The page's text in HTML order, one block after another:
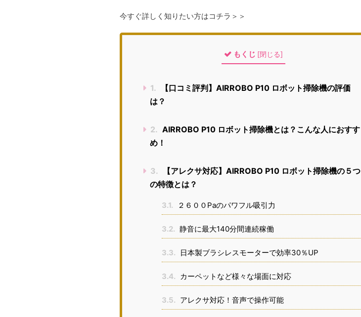
今すぐ詳しく知りたい方はコチラ＞＞
もくじ [閉じる]
1.
【口コミ評判】AIRROBO P10 ロボット掃除機の評価
は？
2. AIRROBO P10 ロボット掃除機とは？こんな人におすす
め！
3.
【アレクサ対応】AIRROBO P10 ロボット掃除機の５つ
の特徴とは？
3.1. ２６００Paのパワフル吸引力
3.2. 静音に最大140分間連続稼働
3.3. 日本製ブラシレスモーターで効率30％UP
3.4. カーペットなど様々な場面に対応
3.5. アレクサ対応！音声で操作可能